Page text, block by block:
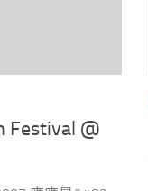
Festival @